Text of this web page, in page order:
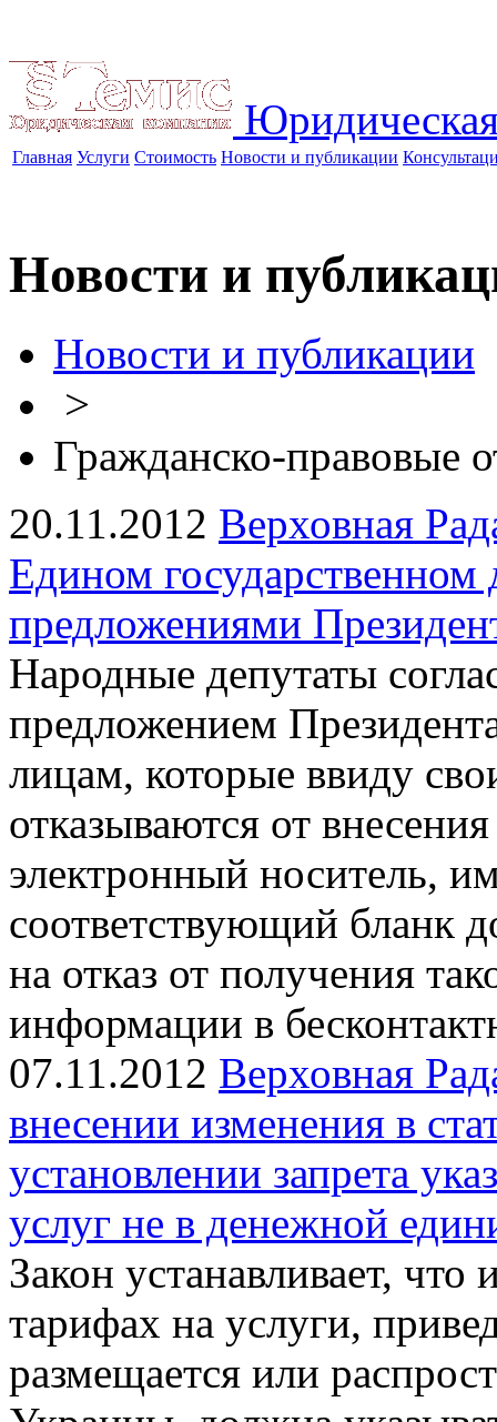
Главная Услуги Стоимость Новости и публикации
Новости и
Новости и публикации
>
Гражданско-правовые
20.11.2012 Верховная
Едином государственном
предложениями
Народные депутаты
предложением
лицам, которые ввиду
отказываются от
электронный носитель,
соответствующий бланк
на отказ от получения
информации в
07.11.2012 Верховная
внесении изменения в
установлении запрета
услуг не в денежной
Закон устанавливает,
тарифах на услуги,
размещается или